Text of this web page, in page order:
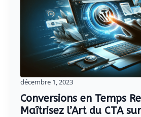
Conversions en Temps
Maîtrisez l’Art du CTA
décembre 1, 2023